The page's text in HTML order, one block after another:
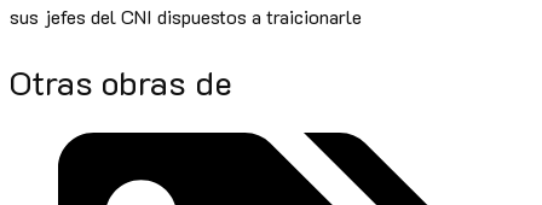
sus jefes del CNI dispuestos a traicionarle
Otras obras de